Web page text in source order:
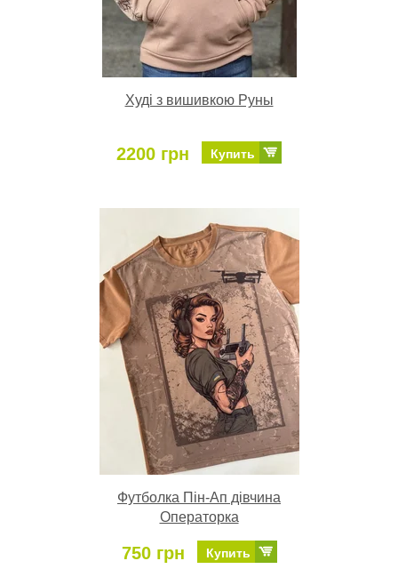
Худі з вишивкою Руны
2200 грн Купить
Футболка Пін-Ап дівчина
Операторка
750 грн Купить